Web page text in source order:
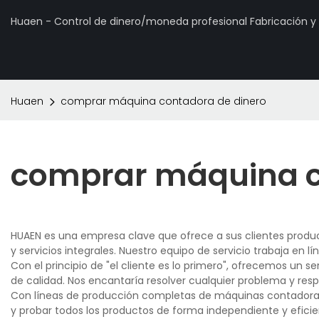
Huaen - Control de dinero/moneda profesional Fabricación
Huaen comprar máquina contadora de dinero
comprar máquina
HUAEN es una empresa clave que ofrece a sus clientes
y servicios integrales. Nuestro equipo de servicio trabaja en
Con el principio de "el cliente es lo primero", ofrecemos un
de calidad. Nos encantaría resolver cualquier problema y
Con líneas de producción completas de máquinas
y probar todos los productos de forma independiente y